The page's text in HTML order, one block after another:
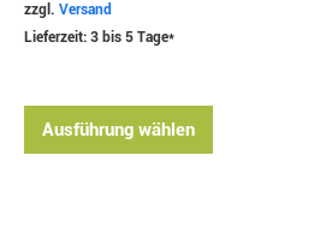
zzgl. Versand
Lieferzeit: 3 bis 5 Tage*
Ausführung wählen